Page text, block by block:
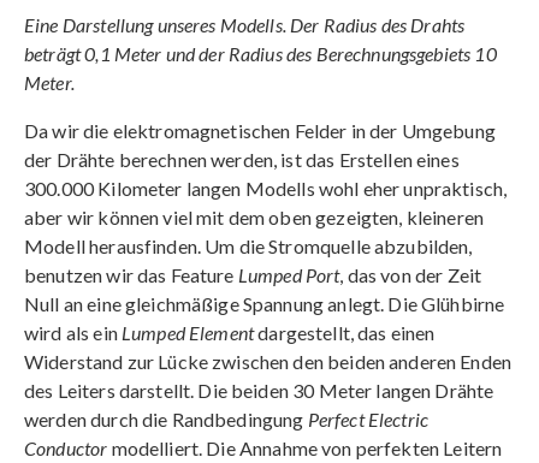
Eine Darstellung unseres Modells. Der Radius des Drahts
beträgt 0,1 Meter und der Radius des Berechnungsgebiets 10
Meter.
Da wir die elektromagnetischen Felder in der Umgebung
der Drähte berechnen werden, ist das Erstellen eines
300.000 Kilometer langen Modells wohl eher unpraktisch,
aber wir können viel mit dem oben gezeigten, kleineren
Modell herausfinden. Um die Stromquelle abzubilden,
benutzen wir das Feature Lumped Port, das von der Zeit
Null an eine gleichmäßige Spannung anlegt. Die Glühbirne
wird als ein Lumped Elementdargestellt, das einen
Widerstand zur Lücke zwischen den beiden anderen Enden
des Leiters darstellt. Die beiden 30 Meter langen Drähte
werden durch die Randbedingung Perfect Electric
Conductor modelliert. Die Annahme von perfekten Leitern